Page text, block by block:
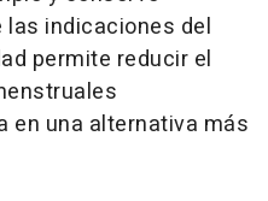
indicaciones del
permite reducir el
en una alternativa más